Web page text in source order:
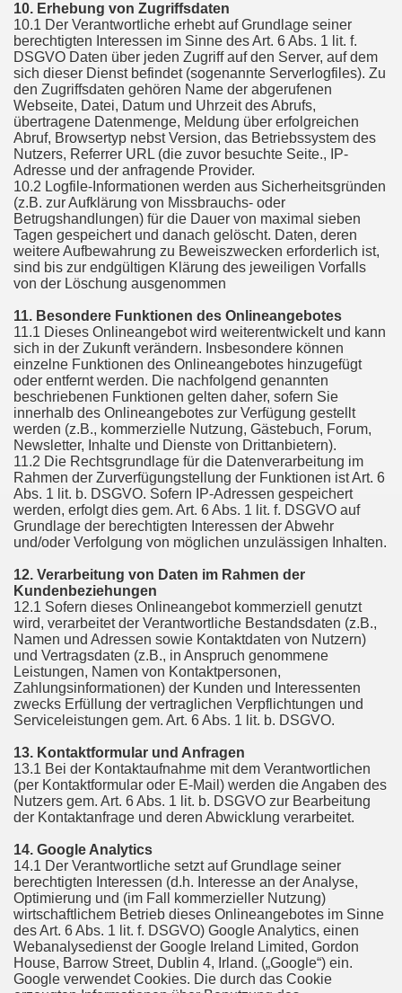
10. Erhebung von Zugriffsdaten
10.1 Der Verantwortliche erhebt auf Grundlage seiner
berechtigten Interessen im Sinne des Art. 6 Abs. 1 lit. f.
DSGVO Daten über jeden Zugriff auf den Server, auf dem
sich dieser Dienst befindet (sogenannte Serverlogfiles). Zu
den Zugriffsdaten gehören Name der abgerufenen
Webseite, Datei, Datum und Uhrzeit des Abrufs,
übertragene Datenmenge, Meldung über erfolgreichen
Abruf, Browsertyp nebst Version, das Betriebssystem des
Nutzers, Referrer URL (die zuvor besuchte Seite., IP-
Adresse und der anfragende Provider.
10.2 Logfile-Informationen werden aus Sicherheitsgründen
(z.B. zur Aufklärung von Missbrauchs- oder
Betrugshandlungen) für die Dauer von maximal sieben
Tagen gespeichert und danach gelöscht. Daten, deren
weitere Aufbewahrung zu Beweiszwecken erforderlich ist,
sind bis zur endgültigen Klärung des jeweiligen Vorfalls
von der Löschung ausgenommen
11. Besondere Funktionen des Onlineangebotes
11.1 Dieses Onlineangebot wird weiterentwickelt und kann
sich in der Zukunft verändern. Insbesondere können
einzelne Funktionen des Onlineangebotes hinzugefügt
oder entfernt werden. Die nachfolgend genannten
beschriebenen Funktionen gelten daher, sofern Sie
innerhalb des Onlineangebotes zur Verfügung gestellt
werden (z.B., kommerzielle Nutzung, Gästebuch, Forum,
Newsletter, Inhalte und Dienste von Drittanbietern).
11.2 Die Rechtsgrundlage für die Datenverarbeitung im
Rahmen der Zurverfügungstellung der Funktionen ist Art. 6
Abs. 1 lit. b. DSGVO. Sofern IP-Adressen gespeichert
werden, erfolgt dies gem. Art. 6 Abs. 1 lit. f. DSGVO auf
Grundlage der berechtigten Interessen der Abwehr
und/oder Verfolgung von möglichen unzulässigen Inhalten.
12. Verarbeitung von Daten im Rahmen der
Kundenbeziehungen
12.1 Sofern dieses Onlineangebot kommerziell genutzt
wird, verarbeitet der Verantwortliche Bestandsdaten (z.B.,
Namen und Adressen sowie Kontaktdaten von Nutzern)
und Vertragsdaten (z.B., in Anspruch genommene
Leistungen, Namen von Kontaktpersonen,
Zahlungsinformationen) der Kunden und Interessenten
zwecks Erfüllung der vertraglichen Verpflichtungen und
Serviceleistungen gem. Art. 6 Abs. 1 lit. b. DSGVO.
13. Kontaktformular und Anfragen
13.1 Bei der Kontaktaufnahme mit dem Verantwortlichen
(per Kontaktformular oder E-Mail) werden die Angaben des
Nutzers gem. Art. 6 Abs. 1 lit. b. DSGVO zur Bearbeitung
der Kontaktanfrage und deren Abwicklung verarbeitet.
14. Google Analytics
14.1 Der Verantwortliche setzt auf Grundlage seiner
berechtigten Interessen (d.h. Interesse an der Analyse,
Optimierung und (im Fall kommerzieller Nutzung)
wirtschaftlichem Betrieb dieses Onlineangebotes im Sinne
des Art. 6 Abs. 1 lit. f. DSGVO) Google Analytics, einen
Webanalysedienst der Google Ireland Limited, Gordon
House, Barrow Street, Dublin 4, Irland. („Google“) ein.
Google verwendet Cookies. Die durch das Cookie